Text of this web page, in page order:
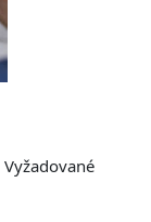
Vyžadované